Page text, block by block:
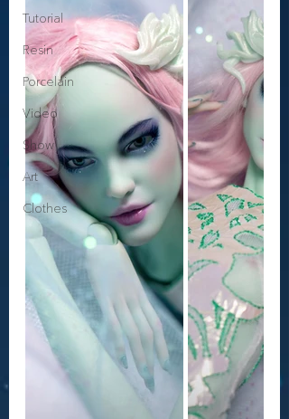
Tutorial
Resin
Porcelain
Video
Show
Art
Сlothes